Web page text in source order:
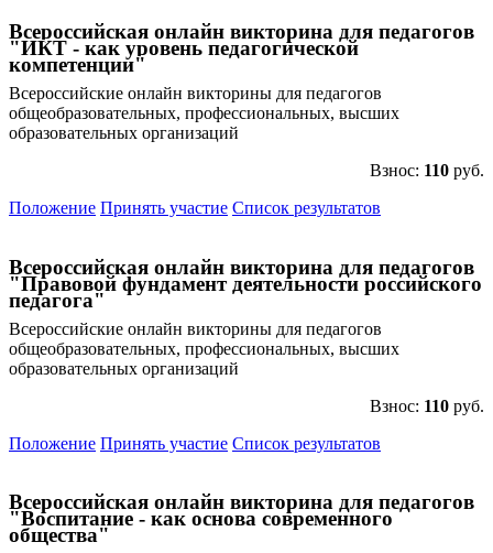
Всероссийская онлайн викторина для педагогов
"ИКТ - как уровень педагогической
компетенции"
Всероссийские онлайн викторины для педагогов
общеобразовательных, профессиональных, высших
образовательных организаций
Взнос: 110 руб.
Положение Принять участие Список результатов
Всероссийская онлайн викторина для педагогов
"Правовой фундамент деятельности российского
педагога"
Всероссийские онлайн викторины для педагогов
общеобразовательных, профессиональных, высших
образовательных организаций
Взнос: 110 руб.
Положение Принять участие Список результатов
Всероссийская онлайн викторина для педагогов
"Воспитание - как основа современного
общества"